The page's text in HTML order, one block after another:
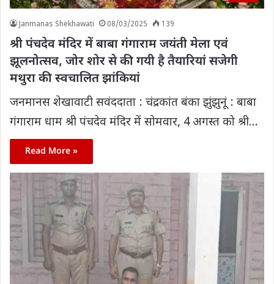
Janmanas Shekhawati 08/03/2025 139
श्री पंचदेव मंदिर में बाबा गंगाराम जयंती मेला एवं
झूलनोत्सव, जोर शोर से की गयी है तैयारियां सजेगी
मथुरा की स्वचालित झांकियां
जनमानस शेखावाटी सवंददाता : चंद्रकांत बंका झुंझुनूं : बाबा
गंगाराम धाम श्री पंचदेव मंदिर में सोमवार, 4 अगस्त को श्री…
Read More »